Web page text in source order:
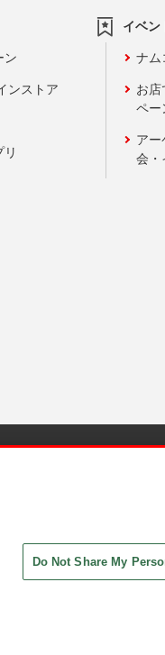
ン
ンストア
イベン
ナム
お店
ペー
アー
会・
Do Not Share My